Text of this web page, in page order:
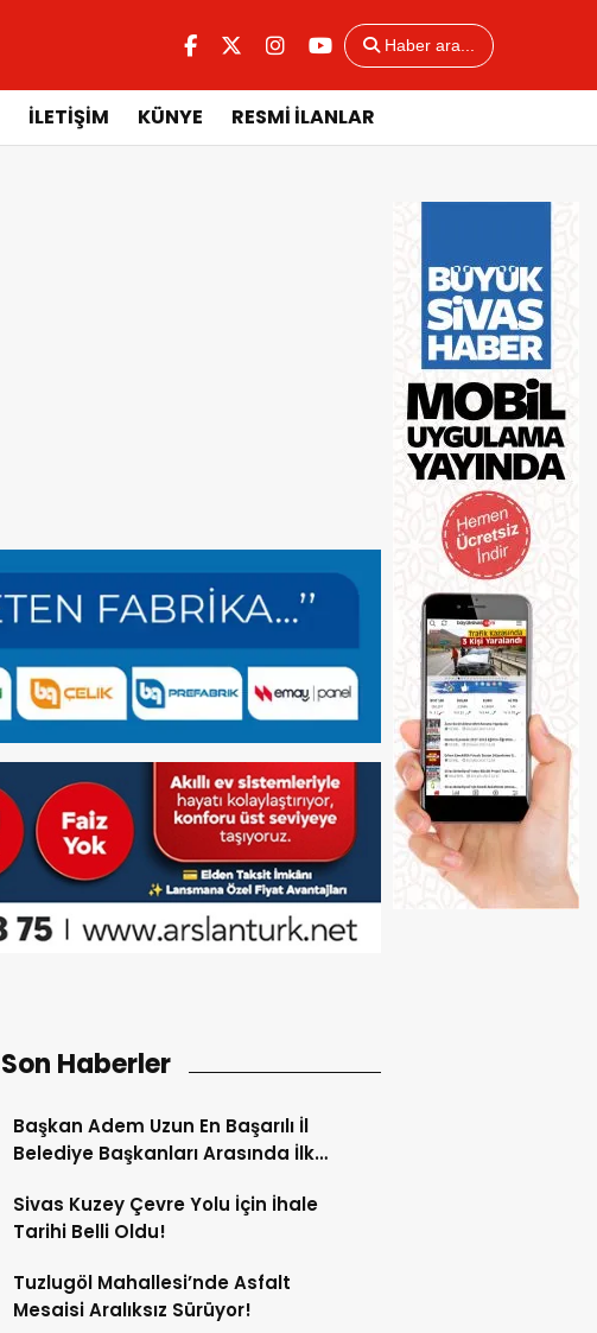
Haber ara...
İLETİŞİM KÜNYE RESMİ İLANLAR
Son Haberler
Başkan Adem Uzun En Başarılı İl
Belediye Başkanları Arasında İlk
Sivas Kuzey Çevre Yolu İçin İhale
Tarihi Belli Oldu!
Tuzlugöl Mahallesi’nde Asfalt
Mesaisi Aralıksız Sürüyor!